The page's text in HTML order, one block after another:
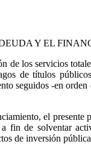
Y EL
de los servicios
de títulos
seguidos -en
el
fin de solventar
de inversión